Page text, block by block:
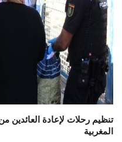
تنظيم رحلات لإعادة العائدين
المغربية